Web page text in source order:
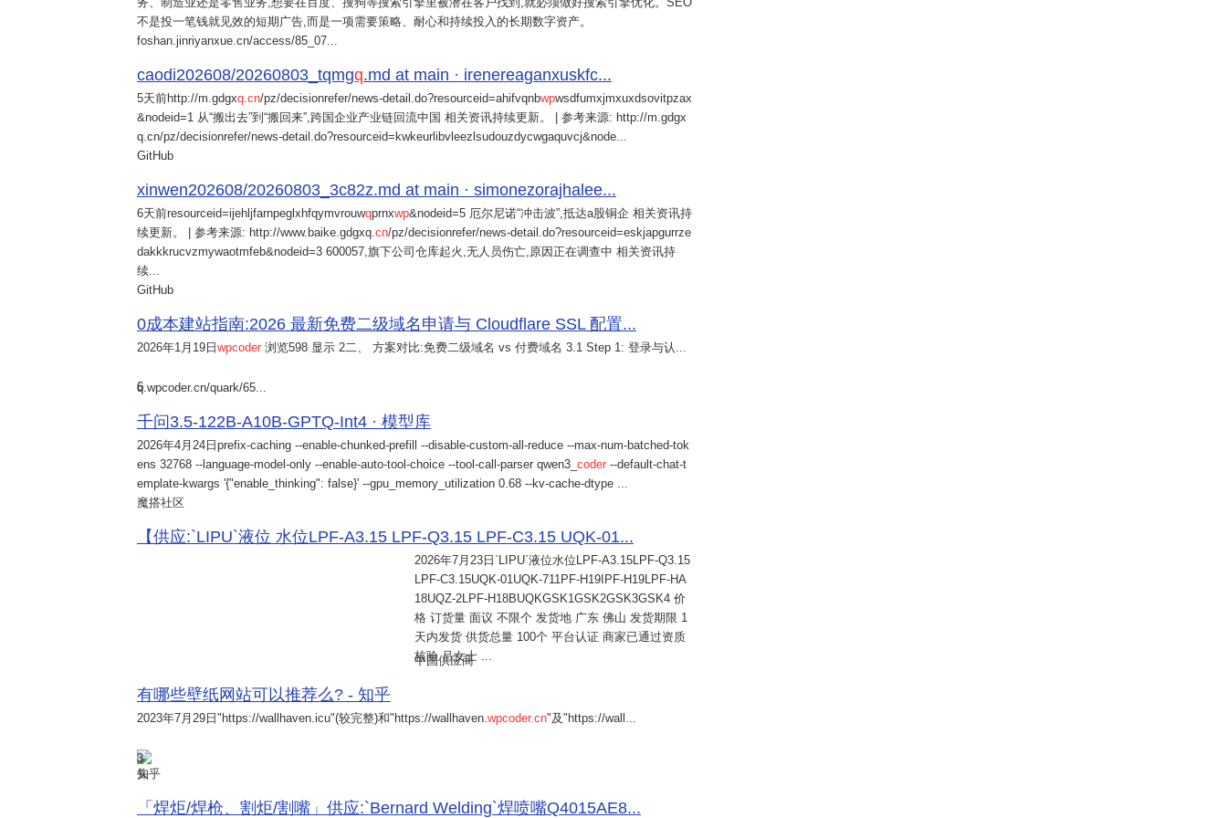
不是投一笔钱就见效的短期广告,而是一项需要策略、耐心和持续投入的长期数字资产。
foshan.jinriyanxue.cn/access/85_07...
caodi202608/20260803_tqmgq.md at main · irenereaganxuskfc...
5天前http://m.gdgxq cn/pz/decisionrefer/news-detail.do?resourceid=ahifvqnbwpwsdfumxjmxuxdsovitpzax
&nodeid=1 从“搬出去”到“搬回来”,跨国企业产业链回流中国 相关资讯持续更新。 | 参考来源: http://m.gdgx
q.cn/pz/decisionrefer/news-detail.do?resourceid=kwkeurlibvleezlsudouzdycwgaquvcj&node...
GitHub
xinwen202608/20260803_3c82z.md at main · simonezorajhalee...
6天前resourceid=ijehljfarnpeglxhfqymvrouwqprnxwp&nodeid=5 厄尔尼诺“冲击波”,抵达a股铜企 相关资讯持
续更新。 | 参考来源: http://www.baike.gdgxq. cn/pz/decisionrefer/news-detail.do?resourceid=eskjapgurrze
dakkkrucvzmywaotmfeb&nodeid=3 600057,旗下公司仓库起火,无人员伤亡,原因正在调查中 相关资讯持
续...
GitHub
0成本建站指南:2026 最新免费二级域名申请与 Cloudflare SSL 配置...
2026年1月19日wpcoder 浏览598 显示 2二、 方案对比:免费二级域名 vs 付费域名 3.1 Step 1: 登录与认...
6
q.wpcoder.cn/quark/65...
千问3.5-122B-A10B-GPTQ-Int4 · 模型库
2026年4月24日 prefix-caching --enable-chunked-prefill --disable-custom-all-reduce --max-num-batched-tok
ens 32768 --language-model-only --enable-auto-tool-choice --tool-call-parser qwen3_ coder --default-chat-t
emplate-kwargs '{"enable_thinking": false}' --gpu_memory_utilization 0.68 --kv-cache-dtype ...
魔搭社区
【供应:`LIPU`液位 水位LPF-A3.15 LPF-Q3.15 LPF-C3.15 UQK-01...
2026年7月23日 `LIPU`液位水位LPF-A3.15LPF-Q3.15
LPF-C3.15UQK-01UQK-711PF-H19IPF-H19LPF-HA
18UQZ-2LPF-H18BUQKGSK1GSK2GSK3GSK4 价
格 订货量 面议 不限个 发货地 广东 佛山 发货期限 1
天内发货 供货总量 100个 平台认证 商家已通过资质
核验 吕女士 ...
中国供应商
有哪些壁纸网站可以推荐么? - 知乎
2023年7月29日 "https://wallhaven.icu"(较完整)和"https://wallhaven.wpcoder.cn"及"https://wall...
3
知乎
「焊炬/焊枪、割炬/割嘴」供应:`Bernard Welding`焊喷嘴Q4015AE8...